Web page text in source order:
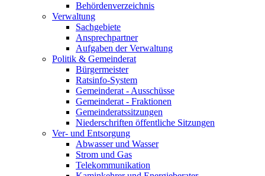
Behördenverzeichnis
Verwaltung
Sachgebiete
Ansprechpartner
Aufgaben der Verwaltung
Politik & Gemeinderat
Bürgermeister
Ratsinfo-System
Gemeinderat - Ausschüsse
Gemeinderat - Fraktionen
Gemeinderatssitzungen
Niederschriften öffentliche Sitzungen
Ver- und Entsorgung
Abwasser und Wasser
Strom und Gas
Telekommunikation